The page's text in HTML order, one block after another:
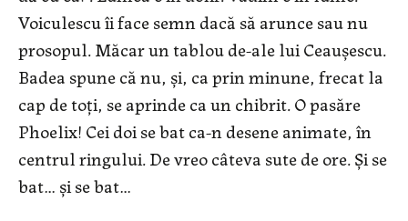
Voiculescu îi face semn dacă să arunce sau nu
prosopul. Măcar un tablou de-ale lui Ceaușescu.
Badea spune că nu, și, ca prin minune, frecat la
cap de toți, se aprinde ca un chibrit. O pasăre
Phoelix! Cei doi se bat ca-n desene animate, în
centrul ringului. De vreo câteva sute de ore. Și se
bat… și se bat…